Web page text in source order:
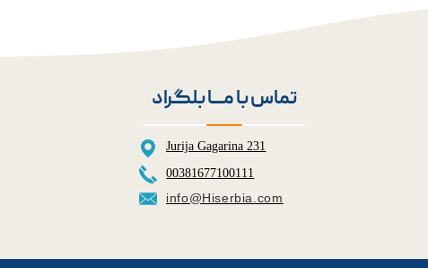
تماس با مــــا بلگراد
Jurija Gagarina 231
info@Hiserbia.com
00381677100111